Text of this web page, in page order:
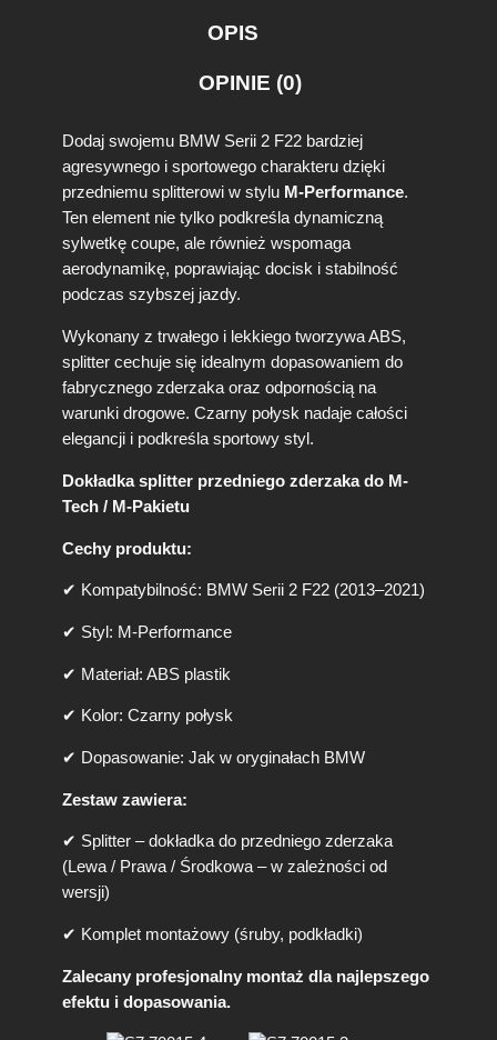
OPIS
OPINIE (0)
Dodaj swojemu BMW Serii 2 F22 bardziej
agresywnego i sportowego charakteru dzięki
przedniemu splitterowi w stylu M-Performance.
Ten element nie tylko podkreśla dynamiczną
sylwetkę coupe, ale również wspomaga
aerodynamikę, poprawiając docisk i stabilność
podczas szybszej jazdy.
Wykonany z trwałego i lekkiego tworzywa ABS,
splitter cechuje się idealnym dopasowaniem do
fabrycznego zderzaka oraz odpornością na
warunki drogowe. Czarny połysk nadaje całości
elegancji i podkreśla sportowy styl.
Dokładka splitter przedniego zderzaka do M-
Tech / M-Pakietu
Cechy produktu:
✔ Kompatybilność: BMW Serii 2 F22 (2013–2021)
✔ Styl: M-Performance
✔ Materiał: ABS plastik
✔ Kolor: Czarny połysk
✔ Dopasowanie: Jak w oryginałach BMW
Zestaw zawiera:
✔ Splitter – dokładka do przedniego zderzaka
(Lewa / Prawa / Środkowa – w zależności od
wersji)
✔ Komplet montażowy (śruby, podkładki)
Zalecany profesjonalny montaż dla najlepszego
efektu i dopasowania.